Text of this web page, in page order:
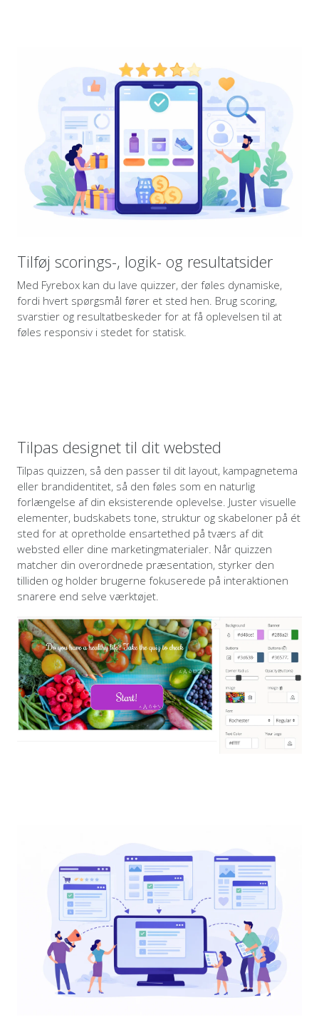
Tilføj scorings-, logik- og resultatsider
Med Fyrebox kan du lave quizzer, der føles dynamiske,
fordi hvert spørgsmål fører et sted hen. Brug scoring,
svarstier og resultatbeskeder for at få oplevelsen til at
føles responsiv i stedet for statisk.
Tilpas designet til dit websted
Tilpas quizzen, så den passer til dit layout, kampagnetema
eller brandidentitet, så den føles som en naturlig
forlængelse af din eksisterende oplevelse. Juster visuelle
elementer, budskabets tone, struktur og skabeloner på ét
sted for at opretholde ensartethed på tværs af dit
websted eller dine marketingmaterialer. Når quizzen
matcher din overordnede præsentation, styrker den
tilliden og holder brugerne fokuserede på interaktionen
snarere end selve værktøjet.